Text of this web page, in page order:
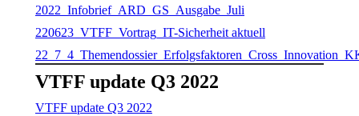
2022_Infobrief_ARD_GS_Ausgabe_Juli
220623_VTFF_Vortrag_IT-Sicherheit aktuell
VTFF update Q3 2022
VTFF update Q3 2022